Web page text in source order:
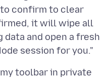
confirm to clear
it will wipe all
and open a fresh
toolbar in private